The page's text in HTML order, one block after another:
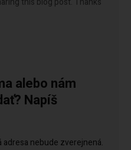
alebo nám
Napíš
adresa nebude zverejnená.